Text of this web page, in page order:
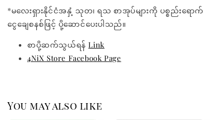
*မလေးရှားနိုင်ငံအနှံ့ သုတ၊ ရသ စာအုပ်များကို ပစ္စည်းရောက်
ငွေချေစနစ်ဖြင့် ပို့ဆောင်ပေးပါသည်။
စာပို့ဆက်သွယ်ရန်Link
4NiX Store Facebook Page
You may also like